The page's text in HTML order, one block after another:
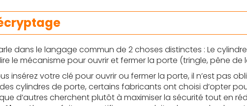
dans le langage commun de 2 choses distinctes : Le
le mécanisme pour ouvrir et fermer la porte (tringle, pêne de
insérez votre clé pour ouvrir ou fermer la porte, il n’est pas
cylindres de porte, certains fabricants ont choisi d’opter
d’autres cherchent plutôt à maximiser la sécurité tout en